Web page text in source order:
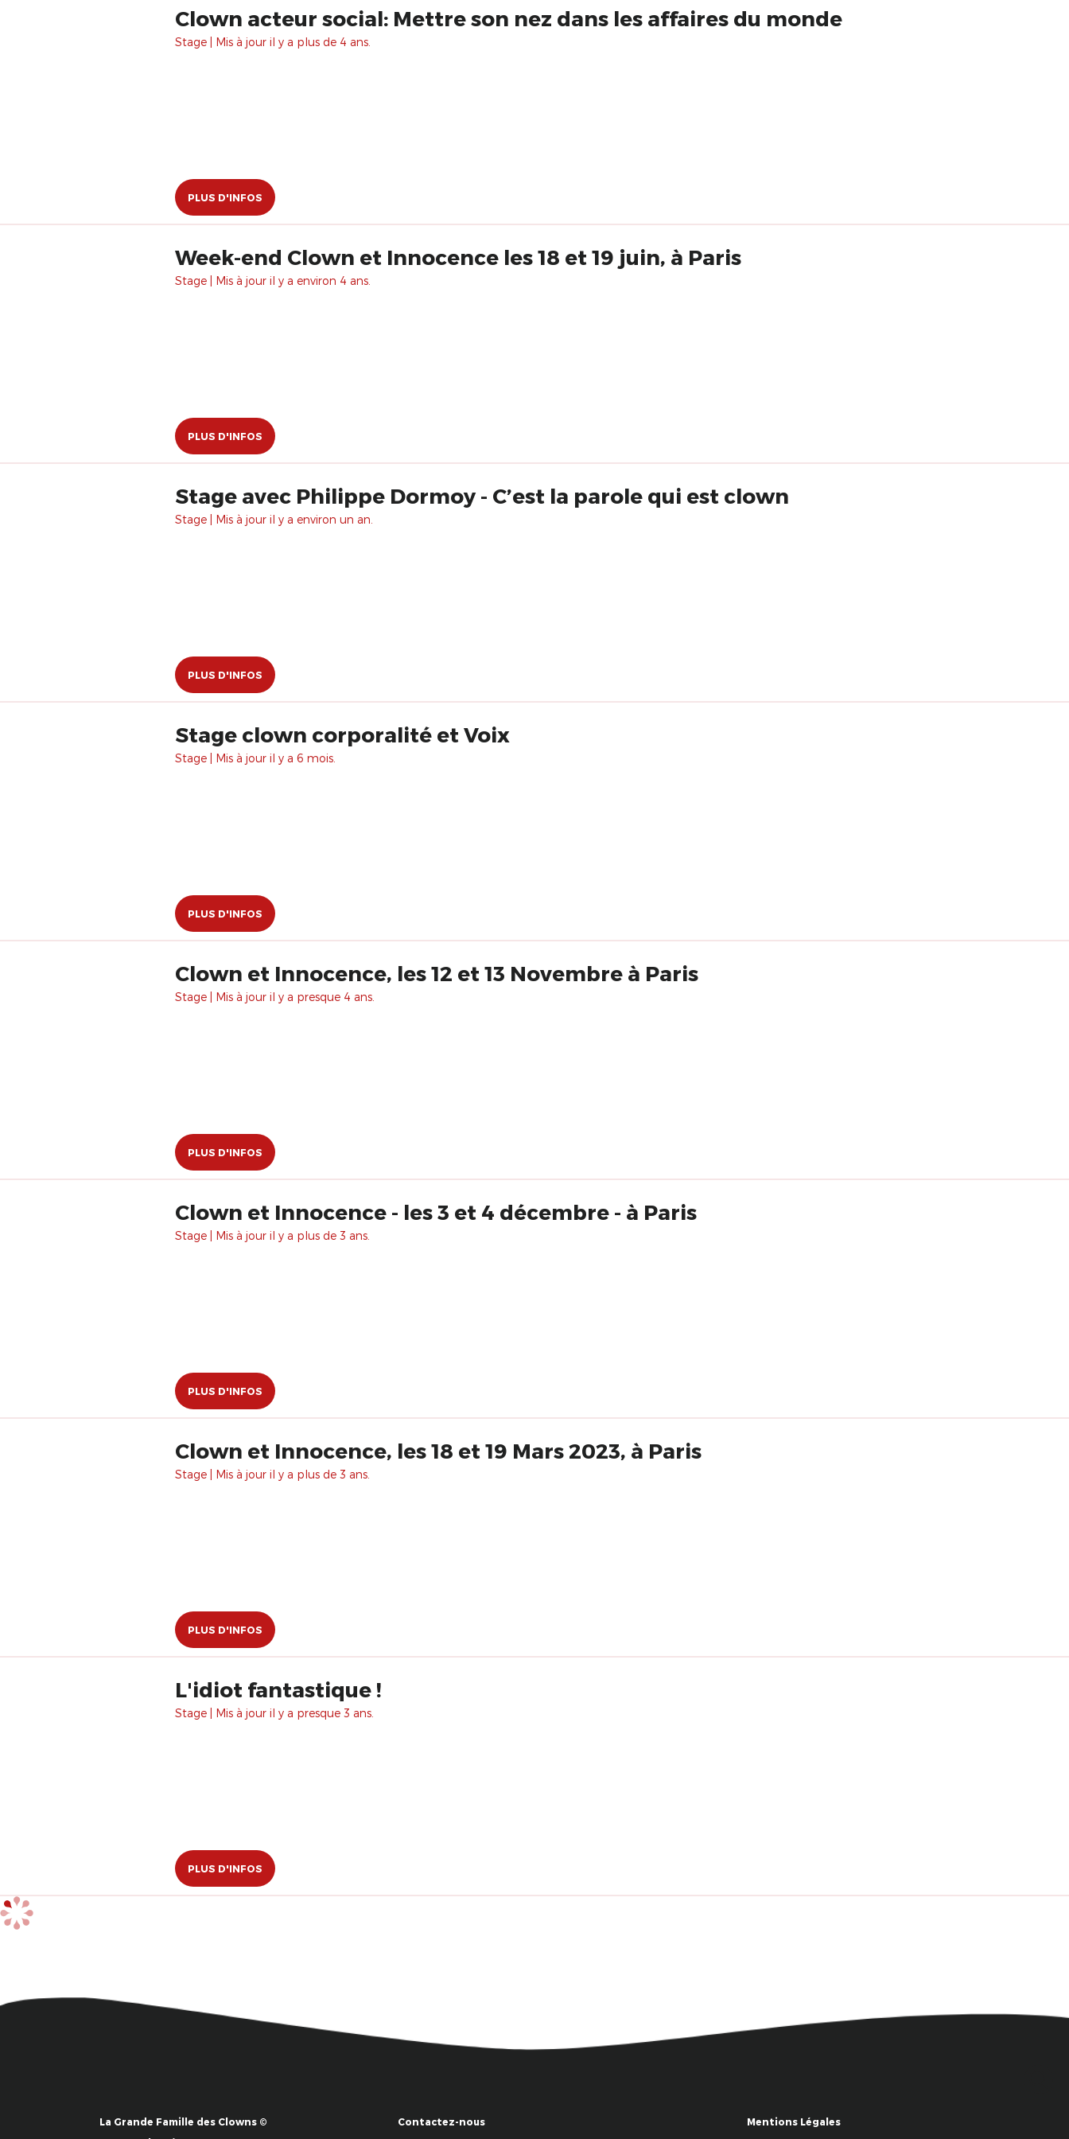
Clown acteur social: Mettre son nez dans les affaires du monde
Stage | Mis à jour il y a plus de 4 ans.
PLUS D'INFOS
Week-end Clown et Innocence les 18 et 19 juin, à Paris
Stage | Mis à jour il y a environ 4 ans.
PLUS D'INFOS
Stage avec Philippe Dormoy - C’est la parole qui est clown
Stage | Mis à jour il y a environ un an.
PLUS D'INFOS
Stage clown corporalité et Voix
Stage | Mis à jour il y a 6 mois.
PLUS D'INFOS
Clown et Innocence, les 12 et 13 Novembre à Paris
Stage | Mis à jour il y a presque 4 ans.
PLUS D'INFOS
Clown et Innocence - les 3 et 4 décembre - à Paris
Stage | Mis à jour il y a plus de 3 ans.
PLUS D'INFOS
Clown et Innocence, les 18 et 19 Mars 2023, à Paris
Stage | Mis à jour il y a plus de 3 ans.
PLUS D'INFOS
L'idiot fantastique !
Stage | Mis à jour il y a presque 3 ans.
PLUS D'INFOS
La Grande Famille des Clowns ©
Contactez-nous Mentions Légales